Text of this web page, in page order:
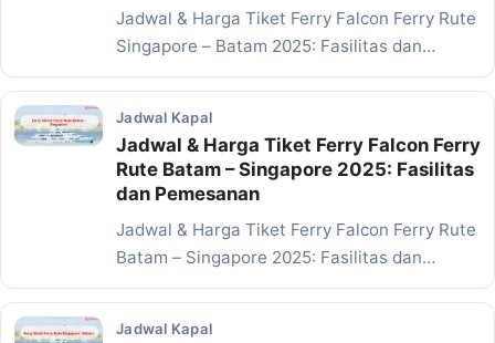
Jadwal & Harga Tiket Ferry Falcon Ferry Rute
Singapore – Batam 2025: Fasilitas dan
Pemesanan…
Jadwal Kapal
Jadwal & Harga Tiket Ferry Falcon Ferry
Rute Batam – Singapore 2025: Fasilitas
dan Pemesanan
Jadwal & Harga Tiket Ferry Falcon Ferry Rute
Batam – Singapore 2025: Fasilitas dan
Pemesanan…
Jadwal Kapal